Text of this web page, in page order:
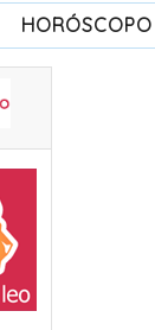
HORÓSCOPO